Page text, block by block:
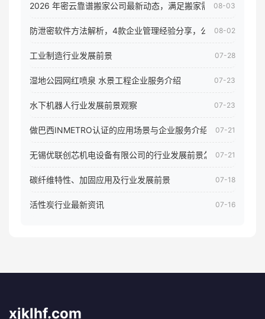
2026 年密云靠谱搬家公司最新动态，满足搬家需求！08-03
防泄密软件方法解析，4款企业管理经验分享，公司员工电脑核
08-02
工业制造行业发展前景 07-28
湿地公园网红喷泉 水景工程企业服务介绍 07-23
水下机器人行业发展前景观察 07-23
做巴西INMETRO认证的应用场景与企业服务介绍 07-21
无锡优联创芯机电设备有限公司的行业发展前景怎样07-21
碳纤维特性、加固应用及行业发展前景 07-18
活性炭行业最新资讯 07-16
xjklhf.com